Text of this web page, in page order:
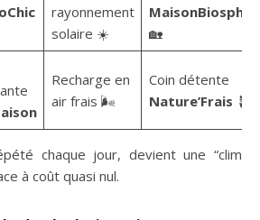
rayonnement
solaire ☀️
🏡
Recharge en
air frais 🌬️
Coin détente
Nature’Frais 🪴
chaque jour, devient une “clim
à coût quasi nul.